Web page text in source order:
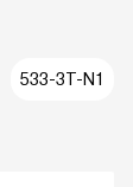
533-3T-N1